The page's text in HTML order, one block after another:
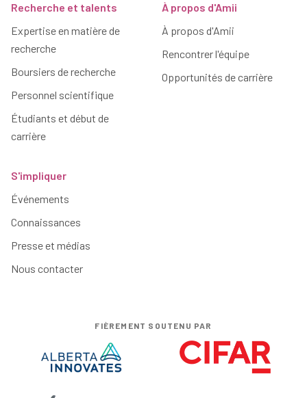
Recherche et talents
Expertise en matière de
recherche
Boursiers de recherche
Personnel scientifique
Étudiants et début de
carrière
À propos d'Amii
À propos d'Amii
Rencontrer l'équipe
Opportunités de carrière
S'impliquer
Événements
Connaissances
Presse et médias
Nous contacter
FIÈREMENT SOUTENU PAR